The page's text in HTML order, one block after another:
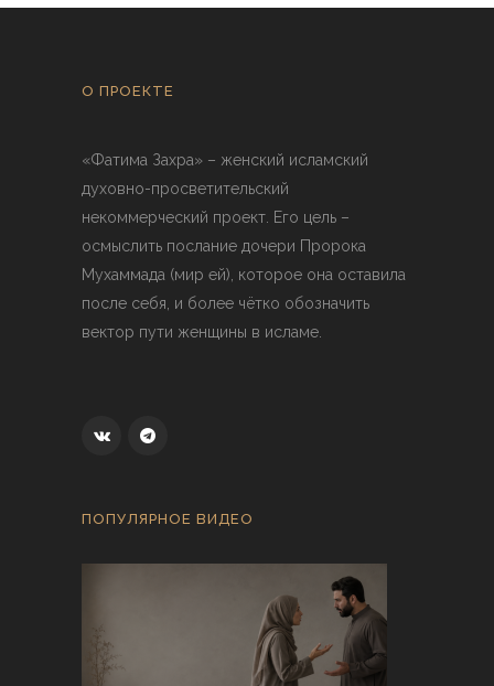
О ПРОЕКТЕ
«Фатима Захра» – женский исламский
духовно-просветительский
некоммерческий проект. Его цель –
осмыслить послание дочери Пророка
Мухаммада (мир ей), которое она оставила
после себя, и более чётко обозначить
вектор пути женщины в исламе.
ПОПУЛЯРНОЕ ВИДЕО